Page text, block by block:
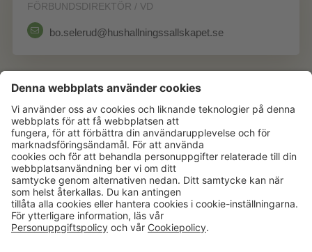
FÖRBUNDSDIREKTÖR / VD
bo.selerud@hushallningssallskapet.se